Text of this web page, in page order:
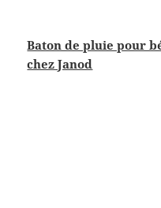
Baton de pluie pour
chez Janod